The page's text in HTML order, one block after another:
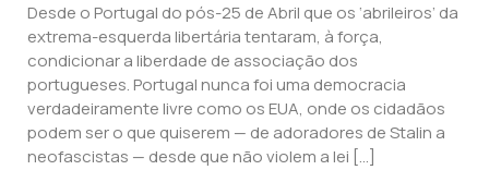
Desde o Portugal do pós-25 de Abril que os ‘abrileiros’ da
extrema-esquerda libertária tentaram, à força,
condicionar a liberdade de associação dos
portugueses. Portugal nunca foi uma democracia
verdadeiramente livre como os EUA, onde os cidadãos
podem ser o que quiserem — de adoradores de Stalin a
neofascistas — desde que não violem a lei […]